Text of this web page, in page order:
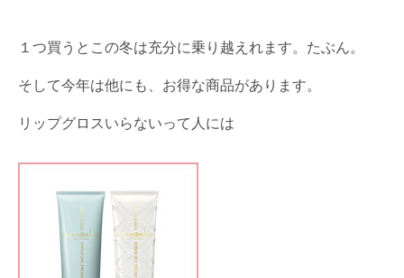
１つ買うとこの冬は充分に乗り越えれます。たぶん。
そして今年は他にも、お得な商品があります。
リップグロスいらないって人には